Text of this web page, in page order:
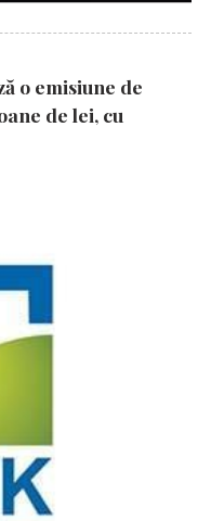
o emisiune de
de lei, cu